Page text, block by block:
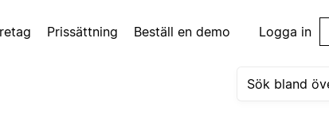
Prissättning Beställ en demo Logga in